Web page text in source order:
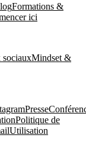
Formations &
ici
sociauxMindset &
Presse
Politique de
Utilisation